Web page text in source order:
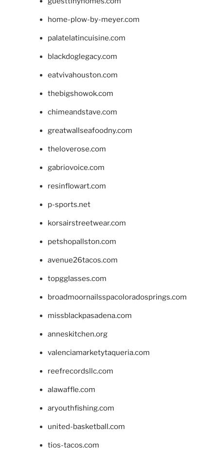
home-plow-by-meyer.com
palatelatincuisine.com
blackdoglegacy.com
eatvivahouston.com
thebigshowok.com
chimeandstave.com
greatwallseafoodny.com
theloverose.com
gabriovoice.com
resinflowart.com
p-sports.net
korsairstreetwear.com
petshopallston.com
avenue26tacos.com
topgglasses.com
broadmoornailsspacoloradosprings.com
missblackpasadena.com
anneskitchen.org
valenciamarketytaqueria.com
reefrecordsllc.com
alawaffle.com
aryouthfishing.com
united-basketball.com
tios-tacos.com